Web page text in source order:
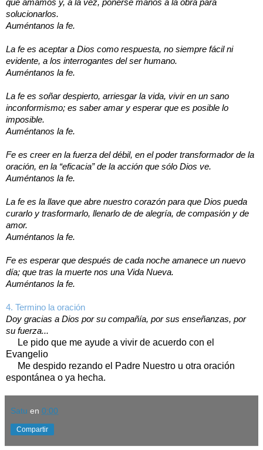
que amamos y, a la vez, ponerse manos a la obra para
solucionarlos.
Auméntanos la fe.
La fe es aceptar a Dios como respuesta, no siempre fácil ni
evidente, a los interrogantes del ser humano.
Auméntanos la fe.
La fe es soñar despierto, arriesgar la vida, vivir en un sano
inconformismo; es saber amar y esperar que es posible lo
imposible.
Auméntanos la fe.
Fe es creer en la fuerza del débil, en el poder transformador de la
oración, en la “eficacia” de la acción que sólo Dios ve.
Auméntanos la fe.
La fe es la llave que abre nuestro corazón para que Dios pueda
curarlo y trasformarlo, llenarlo de de alegría, de compasión y de
amor.
Auméntanos la fe.
Fe es esperar que después de cada noche amanece un nuevo
día; que tras la muerte nos una Vida Nueva.
Auméntanos la fe.
4. Termino la oración
Doy gracias a Dios por su compañía, por sus enseñanzas, por
su fuerza...
Le pido que me ayude a vivir de acuerdo con el
Evangelio
Me despido rezando el Padre Nuestro u otra oración
espontánea o ya hecha.
Satu en 0:00
Compartir